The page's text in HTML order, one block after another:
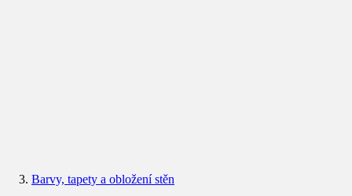
Barvy, tapety a obložení stěn